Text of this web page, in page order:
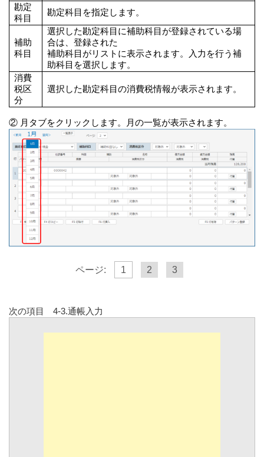
勘定
科目
勘定科目を指定します。
補助
科目
選択した勘定科目に補助科目が登録されている場
合は、登録された
補助科目がリストに表示されます。入力を行う補
助科目を選択します。
消費
税区
分
選択した勘定科目の消費税情報が表示されます。
② 月タブをクリックします。月の一覧が表示されます。
ページ: 1 2 3
次の項目 4-3.通帳入力